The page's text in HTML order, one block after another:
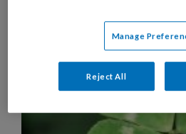
30 SEPTEMBER 2023 PAS
Manage
Reject All